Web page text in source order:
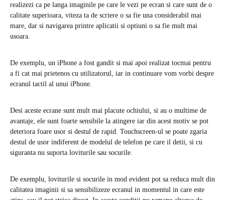
realizezi ca pe langa imaginile pe care le vezi pe ecran si care sunt de o
calitate superioara, viteza ta de scriere o sa fie una considerabil mai
mare, dar si navigarea printre aplicatii si optiuni o sa fie mult mai
usoara.
De exemplu, un iPhone a fost gandit si mai apoi realizat tocmai pentru
a fi cat mai prietenos cu utilizatorul, iar in continuare vom vorbi despre
ecranul tactil al unui iPhone.
Desi aceste ecrane sunt mult mai placute ochiului, si au o multime de
avantaje, ele sunt foarte sensibile la atingere iar din acest motiv se pot
deteriora foare usor si destul de rapid. Touchscreen-ul se poate zgaria
destul de usor indiferent de modelul de telefon pe care il detii, si cu
siguranta nu suporta loviturile sau socurile.
De exemplu, loviturile si socurile in mod evident pot sa reduca mult din
calitatea imaginii si sa sensibilizeze ecranul in momentul in care este